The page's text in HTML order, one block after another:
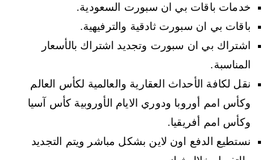
خدمات باقات بي ان سبورت السعودية.
باقات بي ان سبورت ثادقية والترفيهية.
اشتراك بي ان سبورت وتجديد اشتراك بالأسعار
المناسبة.
نقل لكافة الأحداث العقارية والعالمية لكأس العالم
وكأس امم أوروبا ودوري الايام الأوروبية كأس آسيا
وكأس امم أفريقيا.
نستطيع الدفع اون لاين بشكل مباشر ويتم التجديد